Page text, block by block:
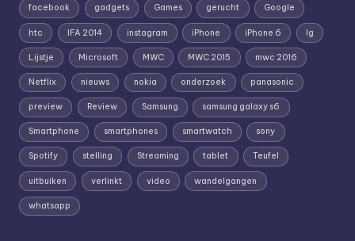
facebook gadgets Games gerucht Google
htc IFA 2014 instagram iPhone iPhone 6 lg
Lijstje Microsoft MWC MWC 2015 mwc 2016
Netflix nieuws nokia onderzoek panasonic
preview Review Samsung samsung galaxy s6
Smartphone smartphones smartwatch sony
Spotify stelling Streaming tablet Teufel
uitbuiken verlinkt video wandelgangen
whatsapp